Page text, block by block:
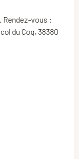
Rendez-vous :
du Coq, 38380